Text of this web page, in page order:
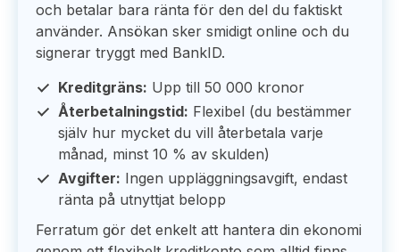
och betalar bara ränta för den del du faktiskt
använder. Ansökan sker smidigt online och du
signerar tryggt med BankID.
Kreditgräns: Upp till 50 000 kronor
Återbetalningstid: Flexibel (du bestämmer
själv hur mycket du vill återbetala varje
månad, minst 10 % av skulden)
Avgifter: Ingen uppläggningsavgift, endast
ränta på utnyttjat belopp
Ferratum gör det enkelt att hantera din ekonomi